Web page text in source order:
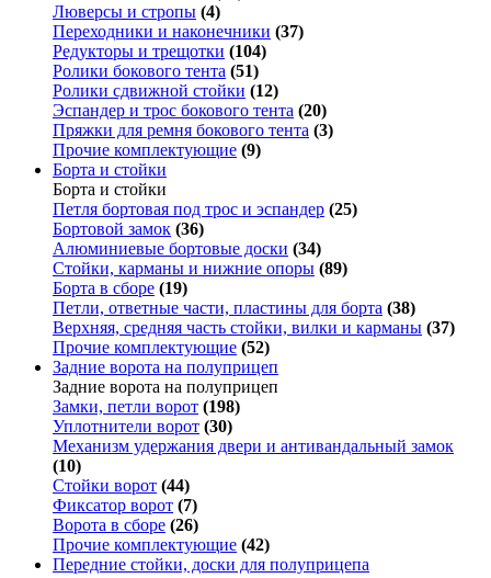
Люверсы и стропы (4)
Переходники и наконечники (37)
Редукторы и трещотки (104)
Ролики бокового тента (51)
Ролики сдвижной стойки (12)
Эспандер и трос бокового тента (20)
Пряжки для ремня бокового тента (3)
Прочие комплектующие (9)
Борта и стойки
Борта и стойки
Петля бортовая под трос и эспандер (25)
Бортовой замок (36)
Алюминиевые бортовые доски (34)
Стойки, карманы и нижние опоры (89)
Борта в сборе (19)
Петли, ответные части, пластины для борта (38)
Верхняя, средняя часть стойки, вилки и карманы (37)
Прочие комплектующие (52)
Задние ворота на полуприцеп
Задние ворота на полуприцеп
Замки, петли ворот (198)
Уплотнители ворот (30)
Механизм удержания двери и антивандальный замок
(10)
Стойки ворот (44)
Фиксатор ворот (7)
Ворота в сборе (26)
Прочие комплектующие (42)
Передние стойки, доски для полуприцепа